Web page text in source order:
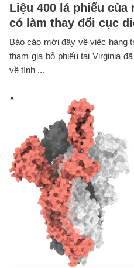
Liệu 400 lá phiếu
có làm thay đổi cục
Báo cáo mới đây về việc hàng
tham gia bỏ phiếu tại Virginia
về tính ...